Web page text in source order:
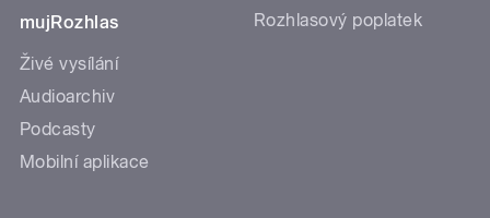
mujRozhlas
Živé vysílání
Audioarchiv
Podcasty
Mobilní aplikace
Rozhlasový poplatek